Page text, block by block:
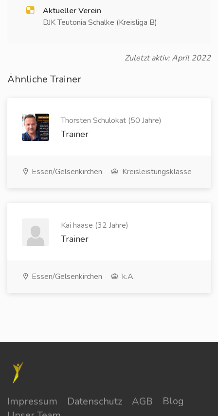
Aktueller Verein
DJK Teutonia Schalke (Kreisliga B)
Zuletzt aktiv: April 2022
Ähnliche Trainer
Thorsten Schulokat (50 Jahre)
Trainer
Essen/Gelsenkirchen Kreisleistungsklasse
Kai haase (32 Jahre)
Trainer
Essen/Gelsenkirchen k.A.
Impressum Datenschutz AGB
Blog